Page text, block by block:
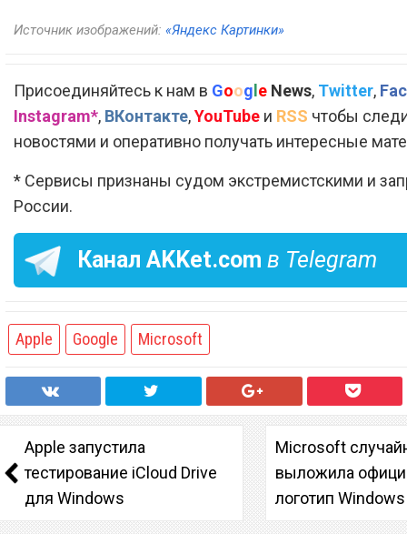
Источник изображений: «Яндекс Картинки»
Присоединяйтесь к нам в Goog e News, Twitter,
Instagram*, ВКонтакте,YouTube и RSS чтобы
новостями и оперативно получать интересные
* Сервисы признаны судом экстремистскими и
России.
Канал AKKet.com в Telegram
Apple Google Microsoft
Apple запустила
тестирование iCloud Drive
для Windows
Microsoft
выложила
логотип